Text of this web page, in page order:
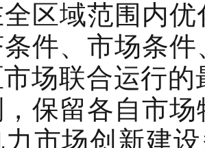
区域范围内
条件、市场条
场联合运行的
保留各自市
力市场创新建设